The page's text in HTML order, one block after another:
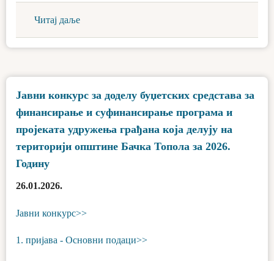
Читај даље
Јавни конкурс за доделу буџетских средстава за
финансирање и суфинансирање програма и
пројеката удружења грађана која делују на
територији општине Бачка Топола за 2026.
Годину
26.01.2026.
Јавни конкурс>>
1. пријава - Основни подаци>>